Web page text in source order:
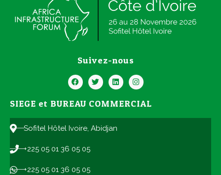
Suivez-nous
SIEGE et BUREAU COMMERCIAL
Sofitel Hôtel Ivoire, Abidjan
+225 05 01 36 05 05
+225 05 01 36 05 05